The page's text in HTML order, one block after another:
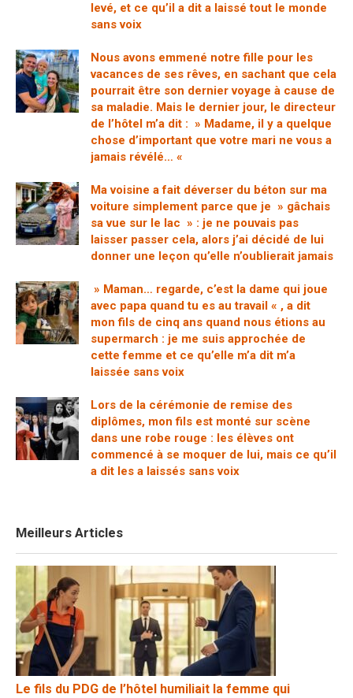
levé, et ce qu’il a dit a laissé tout le monde
sans voix
Nous avons emmené notre fille pour les
vacances de ses rêves, en sachant que cela
pourrait être son dernier voyage à cause de
sa maladie. Mais le dernier jour, le directeur
de l’hôtel m’a dit : » Madame, il y a quelque
chose d’important que votre mari ne vous a
jamais révélé… «
Ma voisine a fait déverser du béton sur ma
voiture simplement parce que je » gâchais
sa vue sur le lac » : je ne pouvais pas
laisser passer cela, alors j’ai décidé de lui
donner une leçon qu’elle n’oublierait jamais
» Maman… regarde, c’est la dame qui joue
avec papa quand tu es au travail « , a dit
mon fils de cinq ans quand nous étions au
supermarch : je me suis approchée de
cette femme et ce qu’elle m’a dit m’a
laissée sans voix
Lors de la cérémonie de remise des
diplômes, mon fils est monté sur scène
dans une robe rouge : les élèves ont
commencé à se moquer de lui, mais ce qu’il
a dit les a laissés sans voix
Meilleurs Articles
Le fils du PDG de l’hôtel humiliait la femme qui